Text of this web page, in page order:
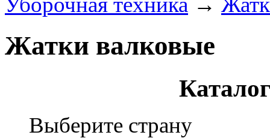
Жатки валковые
Выберите страну